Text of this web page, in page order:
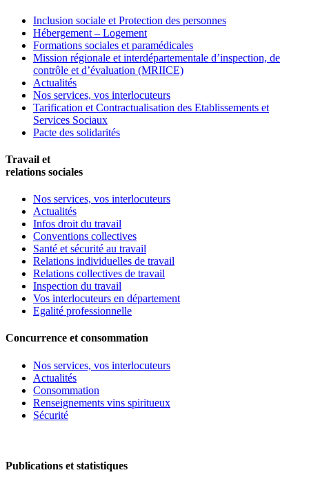
Inclusion sociale et Protection des personnes
Hébergement – Logement
Formations sociales et paramédicales
Mission régionale et interdépartementale d’inspection, de
contrôle et d’évaluation (MRIICE)
Actualités
Nos services, vos interlocuteurs
Tarification et Contractualisation des Etablissements et
Services Sociaux
Pacte des solidarités
Travail et
relations sociales
Nos services, vos interlocuteurs
Actualités
Infos droit du travail
Conventions collectives
Santé et sécurité au travail
Relations individuelles de travail
Relations collectives de travail
Inspection du travail
Vos interlocuteurs en département
Egalité professionnelle
Concurrence et consommation
Nos services, vos interlocuteurs
Actualités
Consommation
Renseignements vins spiritueux
Sécurité
Publications et statistiques